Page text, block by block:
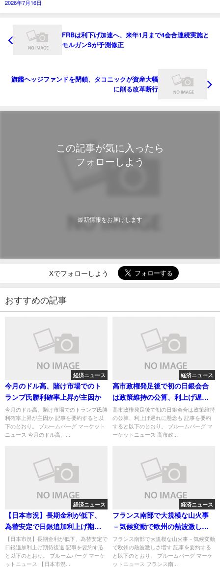
2026年7月16日
FRBは利下げ加速へ、来年1月まで4会合連続実施と
モルガンSが予測修正
旗艦ヘッジファンドを閉鎖、タコニックが資産大幅
に削る改革断行
この記事が気に入ったら
フォローしよう
最新情報をお届けします
Xでフォローしよう
おすすめの記事
経済ニュース
今月のドル高、賭け市場でのト
ランプ氏勝利確率上昇が主因か
今月のドル高、賭け市場でのトランプ氏勝
利確率上昇が主因か 記事を要約すると以
下のとおり。 ブルームバーグ マーケット
ニュース 今月のドル高、...
経済ニュース
高市政権発足後で初の日銀会合
は政策維持の公算、利上げ遅れ
に懸念も
高市政権発足後で初の日銀会合は政策維持
の公算、利上げ遅れに懸念も 記事を要約
すると以下のとおり。 ブルームバーグ マ
ーケットニュース 高市政...
経済ニュース
【日本市況】長期金利が低下、
為替安定で日銀追加利上げ期待
後退
【日本市況】長期金利が低下、為替安定で
日銀追加利上げ期待後退 記事を要約する
と以下のとおり。 ブルームバーグ マーケ
ットニュース 【日本市況...
経済ニュース
フランス南部で大規模な山火事
－気候変動で欧州の熱波激しさ
増す
フランス南部で大規模な山火事－気候変動
で欧州の熱波激しさ増す 記事を要約する
と以下のとおり。 ブルームバーグ マーケ
ットニュース フランス南...